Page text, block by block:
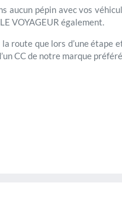
aucun pépin avec vos
VOYAGEUR également.
route que lors d’une étape
CC de notre marque